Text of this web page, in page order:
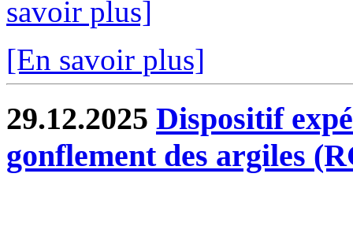
savoir plus]
[En savoir plus]
29.12.2025 Dispositif
gonflement des argiles